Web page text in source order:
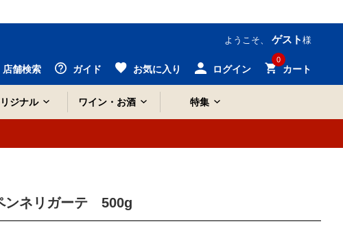
ようこそ、 ゲスト 様
店舗検索 ガイド お気に入り ログイン
0
カート
ジナル ワイン・お酒 特集
ネリガーテ 500g